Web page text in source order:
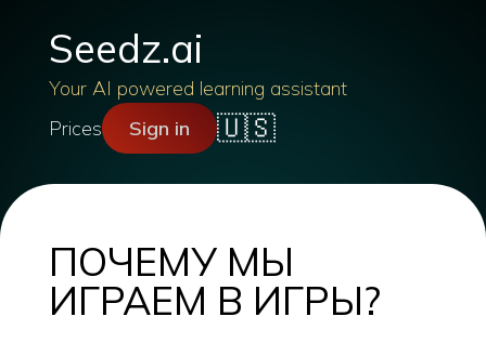
Seedz.ai
Your AI powered learning assistant
Prices
Sign in 🇺🇸
ПОЧЕМУ МЫ
ИГРАЕМ В ИГРЫ?